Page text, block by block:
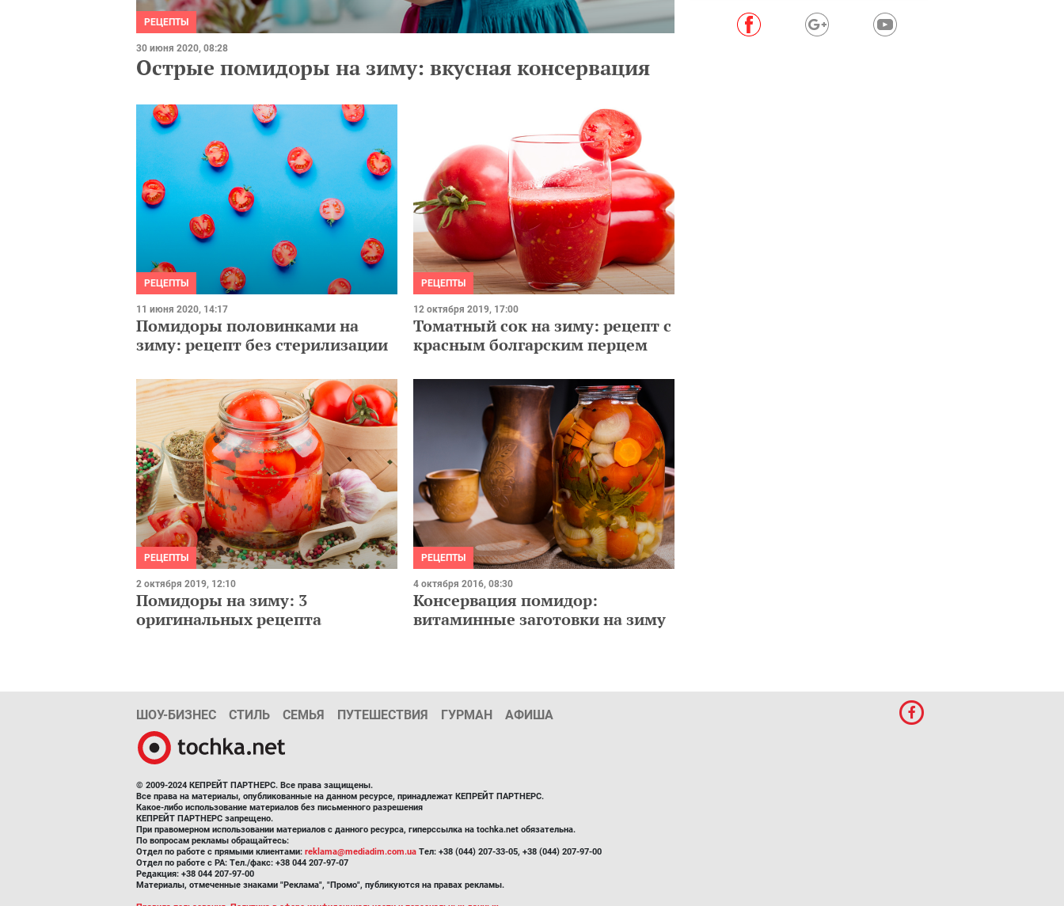
РЕЦЕПТЫ
30 июня 2020, 08:28
Острые помидоры на зиму: вкусная консервация
РЕЦЕПТЫ
11 июня 2020, 14:17
Помидоры половинками на
зиму: рецепт без стерилизации
РЕЦЕПТЫ
12 октября 2019, 17:00
Томатный сок на зиму: рецепт с
красным болгарским перцем
РЕЦЕПТЫ
2 октября 2019, 12:10
Помидоры на зиму: 3
оригинальных рецепта
РЕЦЕПТЫ
4 октября 2016, 08:30
Консервация помидор:
витаминные заготовки на зиму
ШОУ-БИЗНЕС СТИЛЬ СЕМЬЯ ПУТЕШЕСТВИЯ ГУРМАН АФИША
© 2009-2024 КЕПРЕЙТ ПАРТНЕРС. Все права защищены.
Все права на материалы, опубликованные на данном ресурсе, принадлежат КЕПРЕЙТ ПАРТНЕРС.
Какое-либо использование материалов без письменного разрешения
КЕПРЕЙТ ПАРТНЕРС запрещено.
При правомерном использовании материалов с данного ресурса, гиперссылка на tochka.net обязательна.
По вопросам рекламы обращайтесь:
Отдел по работе с прямыми клиентами: reklama@mediadim.com.ua Тел: +38 (044) 207-33-05, +38 (044) 207-97-00
Отдел по работе с РА: Тел./факс: +38 044 207-97-07
Редакция: +38 044 207-97-00
Материалы, отмеченные знаками "Реклама", "Промо", публикуются на правах рекламы.